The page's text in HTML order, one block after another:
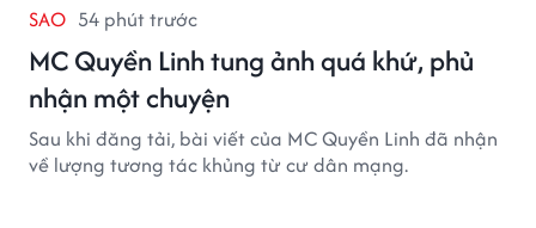
SAO 54 phút trước
MC Quyền Linh tung ảnh quá khứ, phủ
nhận một chuyện
Sau khi đăng tải, bài viết của MC Quyền Linh đã nhận
về lượng tương tác khủng từ cư dân mạng.